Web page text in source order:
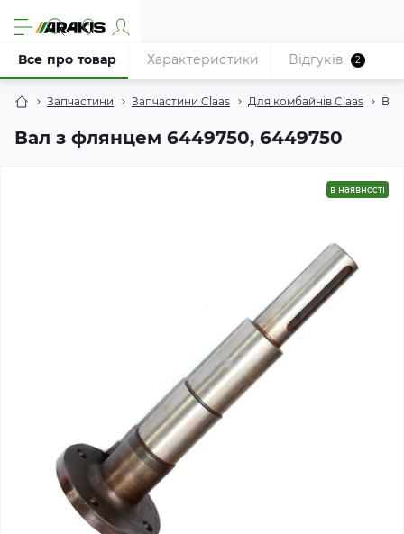
Запчастини Запчастини Claas Для комбайнів Claas
Вал з флянцем 6449750, 6449750
Все про товар Характеристики Відгуків 2
в наявності